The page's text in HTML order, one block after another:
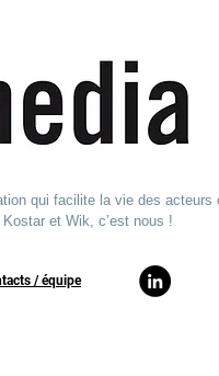
qui facilite la vie des acteurs
et Wik, c’est nous !
/ équipe​